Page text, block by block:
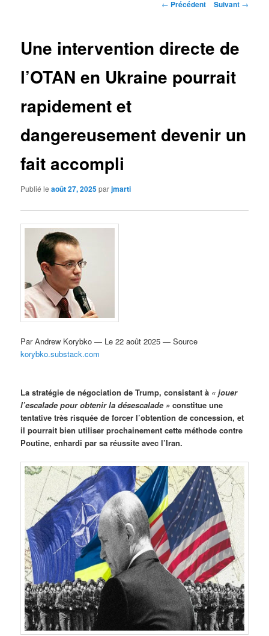
Navigation
← Précédent Suivant →
Une intervention directe de
l’OTAN en Ukraine pourrait
rapidement et
dangereusement devenir un
fait accompli
Publié leaoût 27, 2025parjmarti
Par Andrew Korybko — Le 22 août 2025 — Source
korybko.substack.com
La stratégie de négociation de Trump, consistant à « jouer
l’escalade pour obtenir la désescalade » constitue une
tentative très risquée de forcer l’obtention de concession, et
il pourrait bien utiliser prochainement cette méthode contre
Poutine, enhardi par sa réussite avec l’Iran.